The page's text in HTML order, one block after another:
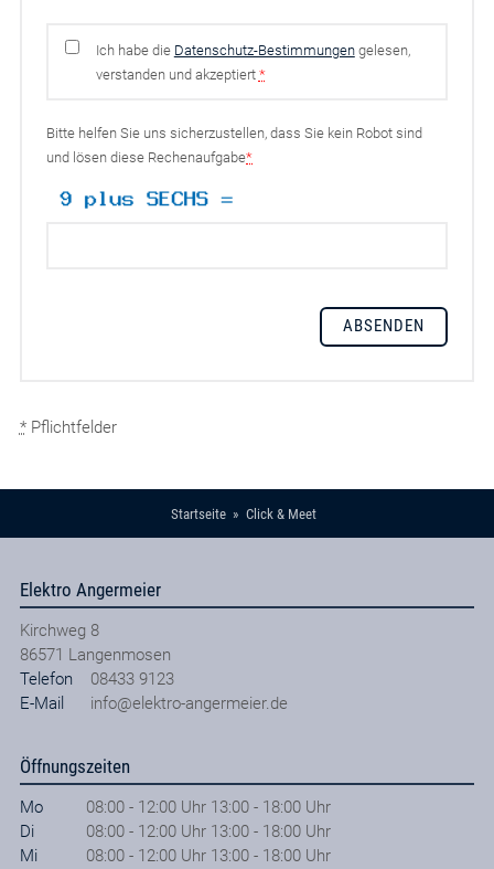
Ich habe die Datenschutz-Bestimmungengelesen,
verstanden und akzeptiert *
Bitte helfen Sie uns sicherzustellen, dass Sie kein Robot sind
und lösen diese Rechenaufgabe*
*Pflichtfelder
Startseite Click & Meet
Elektro Angermeier
Kirchweg 8
86571 Langenmosen
Telefon
08433 9123
E-Mail
info@elektro-angermeier.de
Öffnungszeiten
Mo
08:00 - 12:00 Uhr 13:00 - 18:00 Uhr
Di
08:00 - 12:00 Uhr 13:00 - 18:00 Uhr
Mi
08:00 - 12:00 Uhr 13:00 - 18:00 Uhr